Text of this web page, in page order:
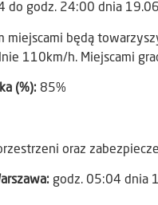
do godz. 24:00 dnia
miejscami będą
110km/h. Miejscami
(%): 85%
oraz
godz. 05:04 dnia